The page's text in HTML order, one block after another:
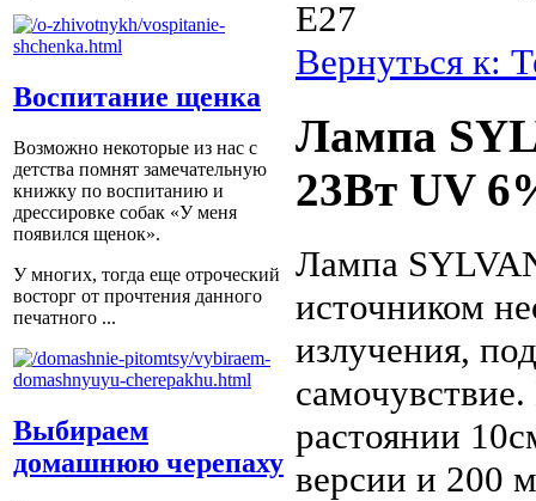
Воспитание щенка
Возможно некоторые из нас с
детства помнят замечательную
книжку по воспитанию и
дрессировке собак «У меня
появился щенок».
У многих, тогда еще отроческий
восторг от прочтения данного
печатного ...
Выбираем
домашнюю черепаху
E27
Вернуться к:
Лампа
23Вт UV
Лампа
источником
излучения,
растоянии
версии и 200